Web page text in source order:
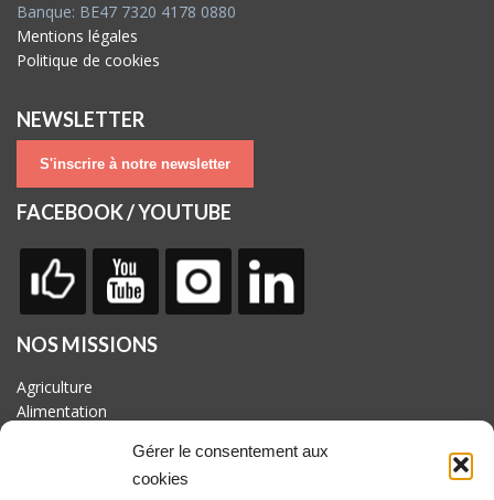
Gérer le consentement aux
cookies
Banque: BE47 7320 4178 0880
Mentions légales
Politique de cookies
NEWSLETTER
S'inscrire à notre newsletter
FACEBOOK / YOUTUBE
NOS MISSIONS
Agriculture
Alimentation